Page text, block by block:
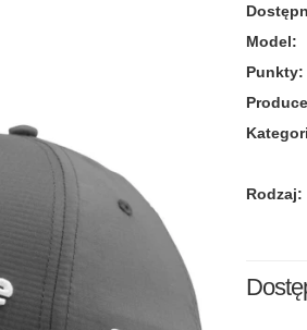
Model:
Punkty:
Rodzaj: